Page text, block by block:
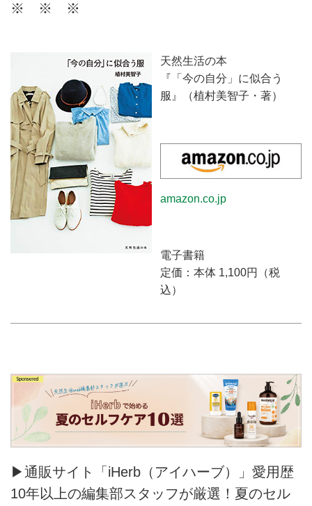
しむお手伝いをいたします。
※ ※ ※
天然生活の本
『「今の自分」に似合う
服』（植村美智子・著）
amazon.co.jp
電子書籍
定価：本体 1,100円（税
込）
▶通販サイト「iHerb（アイハーブ）」愛用歴
10年以上の編集部スタッフが厳選！夏のセル